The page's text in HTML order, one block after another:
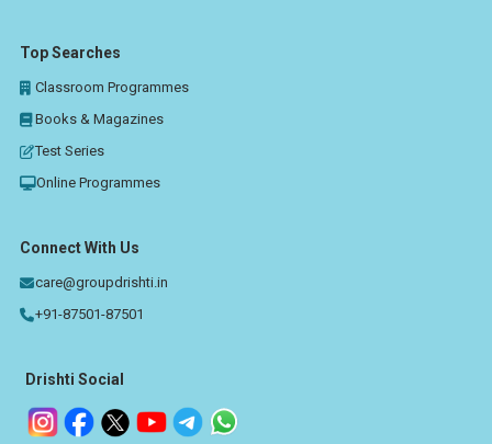
Top Searches
Classroom Programmes
Books & Magazines
Test Series
Online Programmes
Connect With Us
care@groupdrishti.in
+91-87501-87501
Drishti Social